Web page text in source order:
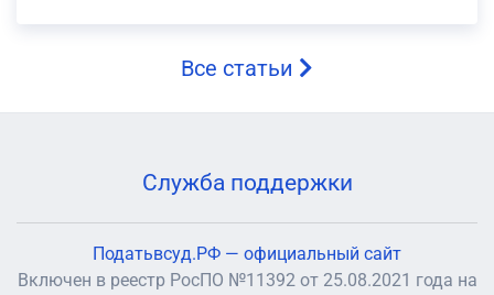
Все статьи
Служба поддержки
Податьвсуд.РФ — официальный сайт
Включен в реестр РосПО №11392 от 25.08.2021 года на